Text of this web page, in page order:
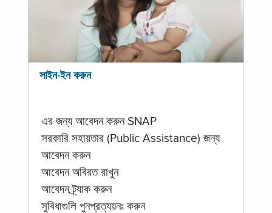
সাইন-ইন করুন
এর জন্য আবেদন করুন SNAP
সরকারি সহায়তার (Public Assistance) জন্য
আবেদন করুন
আবেদন অবিরত রাখুন
আবেদন ট্র্যাক করুন
সুবিধাগুলি পুনপ্রত্যয়নঃ করুন